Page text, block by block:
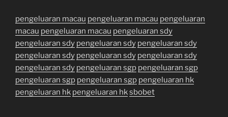
pengeluaran macau pengeluaran macau pengeluaran
macau pengeluaran macau pengeluaran sdy
pengeluaran sdy pengeluaran sdy pengeluaran sdy
pengeluaran sdy pengeluaran sdy pengeluaran sdy
pengeluaran sdy pengeluaran sgp pengeluaran sgp
pengeluaran sgp pengeluaran sgp pengeluaran hk
pengeluaran hk pengeluaran hksbobet